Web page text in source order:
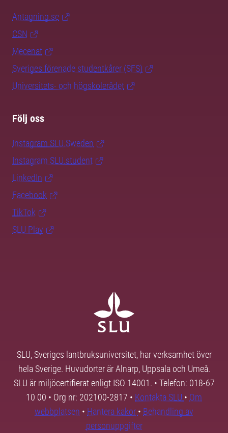
Antagning.se
CSN
Mecenat
Sveriges förenade studentkårer (SFS)
Universitets- och högskolerådet
Följ oss
Instagram SLU.Sweden
Instagram SLU.student
LinkedIn
Facebook
TikTok
SLU Play
SLU, Sveriges lantbruksuniversitet, har verksamhet över
hela Sverige. Huvudorter är Alnarp, Uppsala och Umeå.
SLU är miljöcertifierat enligt ISO 14001. • Telefon: 018-67
10 00 • Org nr: 202100-2817 • Kontakta SLU • Om
webbplatsen • Hantera kakor • Behandling av
personuppgifter